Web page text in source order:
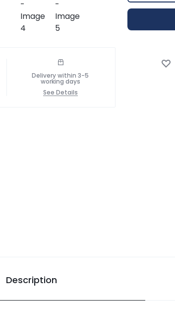
Delivery within 3-5
working days
See Details
Description